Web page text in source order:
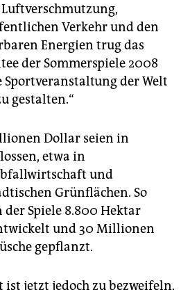
Verkehr und den
Energien trug das
der Sommerspiele 2008
Sportveranstaltung der Welt
gestalten.“
Dollar seien in
etwa in
und
Grünflächen. So
Spiele 8.800 Hektar
und 30 Millionen
gepflanzt.
jetzt jedoch zu bezweifeln.